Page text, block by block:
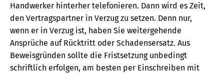
Handwerker hinterher telefonieren. Dann wird es Zeit,
den Vertragspartner in Verzug zu setzen. Denn nur,
wenn er in Verzug ist, haben Sie weitergehende
Ansprüche auf Rücktritt oder Schadensersatz. Aus
Beweisgründen sollte die Fristsetzung unbedingt
schriftlich erfolgen, am besten per Einschreiben mit